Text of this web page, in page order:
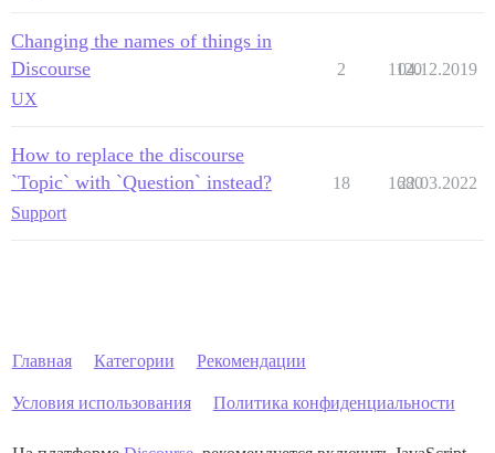
Changing the names of things in
Discourse
UX
2 1120
04.12.2019
How to replace the discourse
`Topic` with `Question` instead?
Support
18 1680
22.03.2022
Главная Категории Рекомендации
Условия использования Политика конфиденциальности